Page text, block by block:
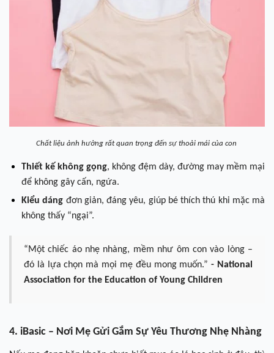
Chất liệu ảnh hưởng rất quan trọng đến sự thoải mái của con
Thiết kế không gọng, không đệm dày, đường may mềm mại
để không gây cấn, ngứa.
Kiểu dáng đơn giản, đáng yêu, giúp bé thích thú khi mặc mà
không thấy “ngại”.
“Một chiếc áo nhẹ nhàng, mềm như ôm con vào lòng –
đó là lựa chọn mà mọi mẹ đều mong muốn.”- National
Association for the Education of Young Children
4. iBasic – Nơi Mẹ Gửi Gắm Sự Yêu Thương Nhẹ Nhàng